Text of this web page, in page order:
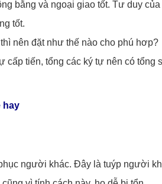
bằng và ngoại giao tốt. Tư duy của
tốt.
nên đặt như thế nào cho phú hơp?
cấp tiến, tổng các ký tự nên có tổng
hay
người khác. Đây là tuýp người